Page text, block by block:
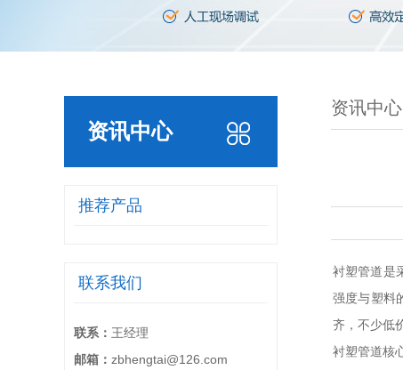
资讯中心
推荐产品
联系我们
联系： 王经理
邮箱： zbhengtai@126.com
资讯中心
衬塑管道是
强度与塑料
齐，不少低
衬塑管道核